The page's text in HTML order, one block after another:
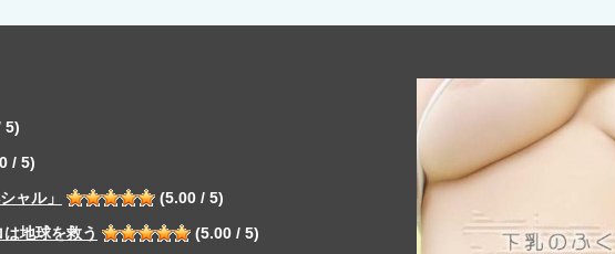
5)
/ 5)
ャル」
(5.00 / 5)
地球を救う
(5.00 / 5)